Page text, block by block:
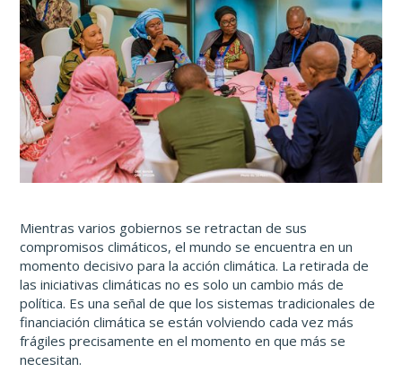
Mientras varios gobiernos se retractan de sus
compromisos climáticos, el mundo se encuentra en un
momento decisivo para la acción climática. La retirada de
las iniciativas climáticas no es solo un cambio más de
política. Es una señal de que los sistemas tradicionales de
financiación climática se están volviendo cada vez más
frágiles precisamente en el momento en que más se
necesitan.